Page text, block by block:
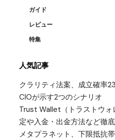
ガイド
レビュー
特集
人気記事
クラリティ法案、成立確率
CIOが示す2つのシナリオ
Trust Wallet（トラストウ
定や入金・出金方法など徹
メタプラネット、下限抵抗